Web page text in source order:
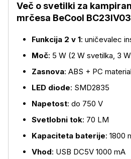
Več o svetilki za
mrčesa BeCool
Funkcija 2 v 1: uničevalec
Moč: 5 W (2 W svetilka, 3
Zasnova: ABS + PC material
LED diode: SMD2835
Napetost: do 750 V
Svetlobni tok: 70 LM
Kapaciteta baterije: 1800
Vhod: USB DC5V 1000 mA